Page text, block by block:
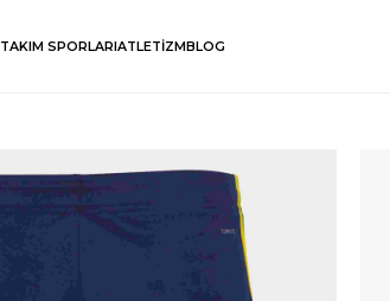
TAKIM SPORLARIATLETİZMBLOG